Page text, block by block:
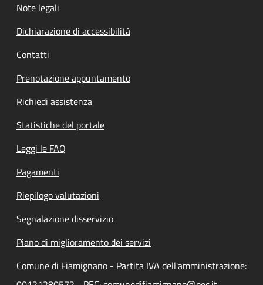
Note legali
Dichiarazione di accessibilità
Contatti
Prenotazione appuntamento
Richiedi assistenza
Statistiche del portale
Leggi le FAQ
Pagamenti
Riepilogo valutazioni
Segnalazione disservizio
Piano di miglioramento dei servizi
Comune di Fiamignano - Partita IVA dell'amministrazione: